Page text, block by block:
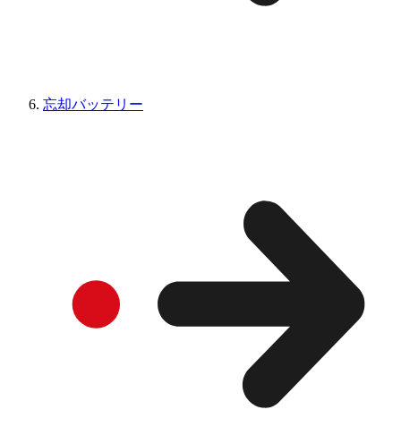
忘却バッテリー